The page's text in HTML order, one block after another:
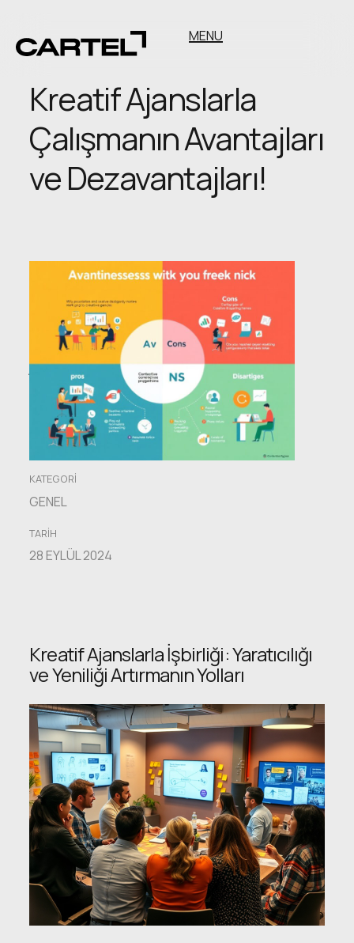
MENU
Kreatif Ajanslarla
Çalışmanın Avantajları
ve Dezavantajları!
KreatifAjanslarla
Çalışmanın
Avantajlarıve
Dezavantajları!
KATEGORI
GENEL
TARIH
28 EYLÜL 2024
Kreatif Ajanslarla İşbirliği: Yaratıcılığı
ve Yeniliği Artırmanın Yolları